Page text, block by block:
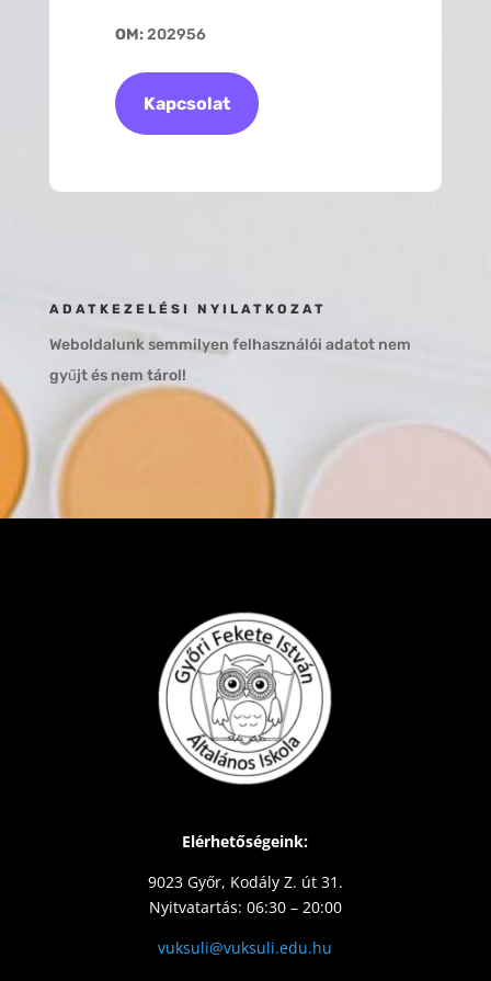
OM:202956
Kapcsolat
ADATKEZELÉSI NYILATKOZAT
Weboldalunk semmilyen felhasználói adatot nem
gyűjt és nem tárol!
Elérhetőségeink:
9023 Győr, Kodály Z. út 31.
Nyitvatartás: 06:30 – 20:00
vuksuli@vuksuli.edu.hu